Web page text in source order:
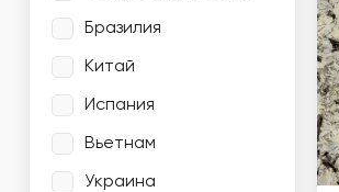
Бразилия
Китай
Испания
Вьетнам
Украина